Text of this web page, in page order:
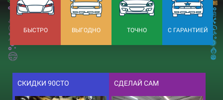
БЫСТРО ВЫГОДНО ТОЧНО С ГАРАНТИЕЙ
СКИДКИ 90СТО СДЕЛАЙ САМ